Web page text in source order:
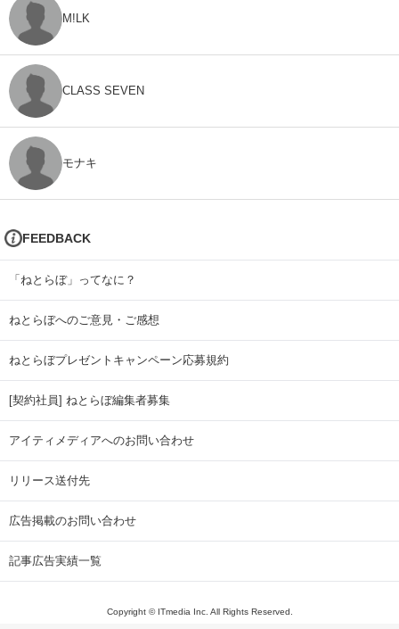
M!LK
CLASS SEVEN
モナキ
FEEDBACK
「ねとらぼ」ってなに？
ねとらぼへのご意見・ご感想
ねとらぼプレゼントキャンペーン応募規約
[契約社員] ねとらぼ編集者募集
アイティメディアへのお問い合わせ
リリース送付先
広告掲載のお問い合わせ
記事広告実績一覧
Copyright © ITmedia Inc. All Rights Reserved.